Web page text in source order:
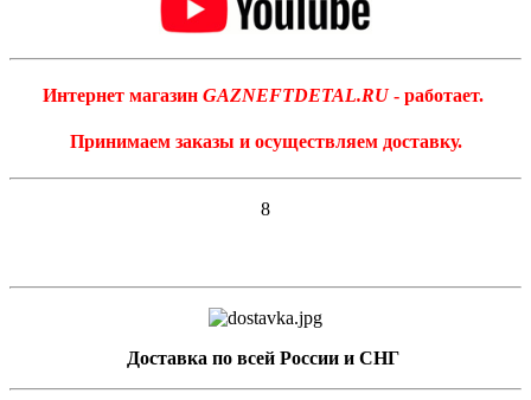
Интернет магазин GAZNEFTDETAL.RU- работает.
Принимаем заказы и осуществляем доставку.
8
Доставка по всей России и СНГ